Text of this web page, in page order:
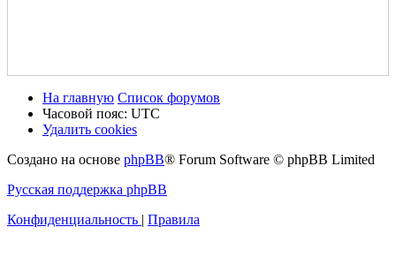
На главную Список форумов
Часовой пояс: UTC
Удалить cookies
Создано на основе phpBB® Forum Software © phpBB Limited
Русская поддержка phpBB
Конфиденциальность | Правила